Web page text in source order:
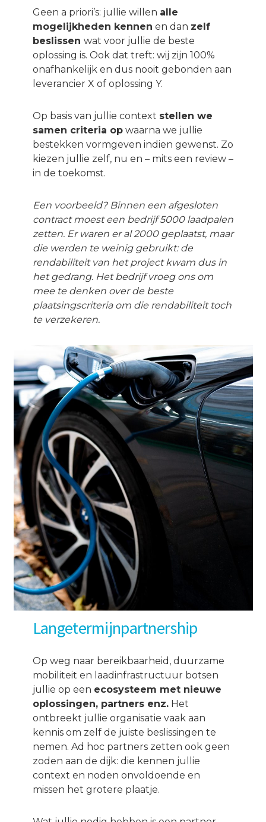
Geen a priori’s: jullie willen alle
mogelijkheden kennen en dan zelf
beslissen wat voor jullie de beste
oplossing is. Ook dat treft: wij zijn 100%
onafhankelijk en dus nooit gebonden aan
leverancier X of oplossing Y.
Op basis van jullie context stellen we
samen criteria opwaarna we jullie
bestekken vormgeven indien gewenst. Zo
kiezen jullie zelf, nu en – mits een review –
in de toekomst.
Een voorbeeld? Binnen een afgesloten
contract moest een bedrijf 5000 laadpalen
zetten. Er waren er al 2000 geplaatst, maar
die werden te weinig gebruikt: de
rendabiliteit van het project kwam dus in
het gedrang. Het bedrijf vroeg ons om
mee te denken over de beste
plaatsingscriteria om die rendabiliteit toch
te verzekeren.
Langetermijnpartnership
Op weg naar bereikbaarheid, duurzame
mobiliteit en laadinfrastructuur botsen
jullie op een ecosysteem met nieuwe
oplossingen, partners enz.Het
ontbreekt jullie organisatie vaak aan
kennis om zelf de juiste beslissingen te
nemen. Ad hoc partners zetten ook geen
zoden aan de dijk: die kennen jullie
context en noden onvoldoende en
missen het grotere plaatje.